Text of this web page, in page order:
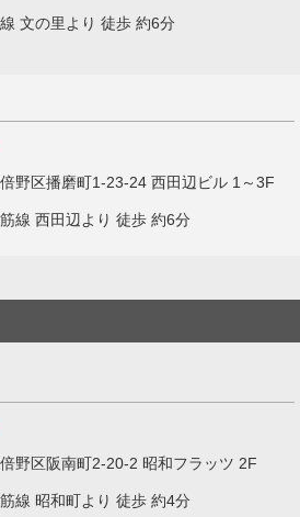
文の里より 徒歩 約6分
野区播磨町1-23-24 西田辺ビル 1～3F
線 西田辺より 徒歩 約6分
野区阪南町2-20-2 昭和フラッツ 2F
線 昭和町より 徒歩 約4分